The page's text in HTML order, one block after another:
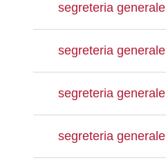
segreteria generale
segreteria generale
segreteria generale
segreteria generale